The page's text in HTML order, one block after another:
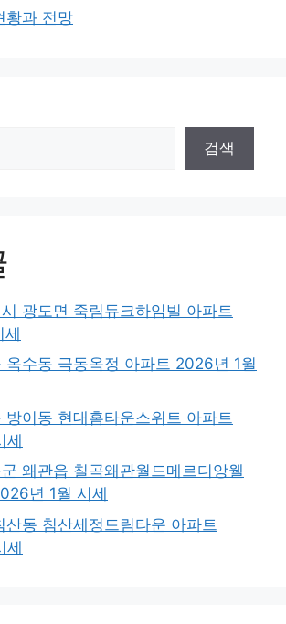
황과 전망
검색
광도면 죽림듀크하임빌 아파트
세
옥수동 극동옥정 아파트 2026년 1월
방이동 현대홈타운스위트 아파트
세
왜관읍 칠곡왜관월드메르디앙웰
년 1월 시세
산동 침산세정드림타운 아파트
세